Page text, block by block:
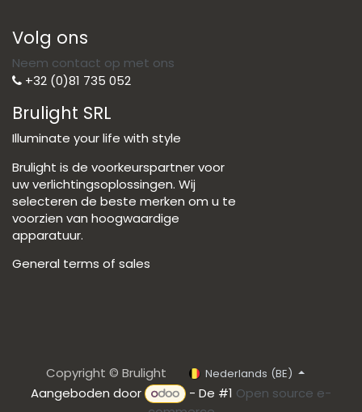
Volg ons
Neem contact op met ons
+32 (0)81 735 052
Brulight SRL
Illuminate your life with style
Brulight is de voorkeurspartner voor
uw verlichtingsoplossingen. Wij
selecteren de beste merken om u te
voorzien van hoogwaardige
apparatuur.
General terms of sales
Copyright © Brulight Nederlands (BE)
Aangeboden door - De #1 Open source e-